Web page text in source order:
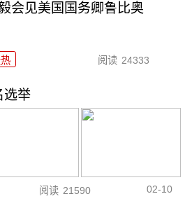
会见美国国务卿鲁比奥
阅读 24333
选举
阅读 21590 02-10